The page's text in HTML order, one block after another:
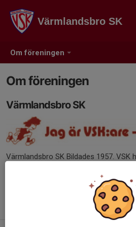
Om föreningen
Värmlandsbro SK
Om föreningen
Värmlandsbro SK
Värmlandsbro SK Bildades 1957. VSK
Brovallen är klubbens hemmaplan,
klubblokalen Majorskullen.
Klubbens logga gjordes av Rune